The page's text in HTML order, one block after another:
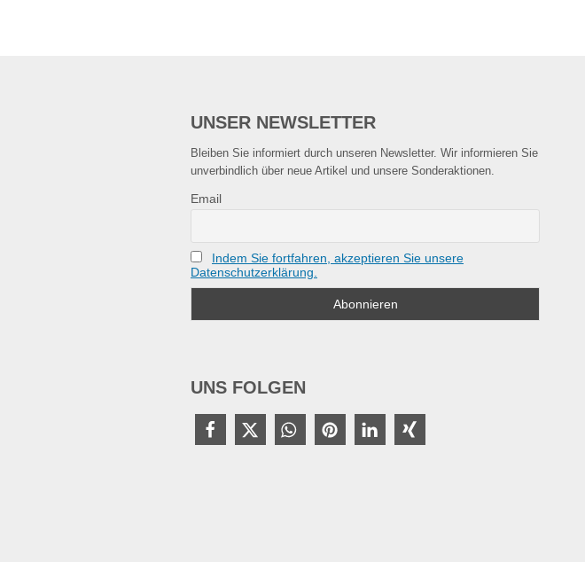
UNSER NEWSLETTER
Bleiben Sie informiert durch unseren Newsletter. Wir informieren Sie
unverbindlich über neue Artikel und unsere Sonderaktionen.
Email
Indem Sie fortfahren, akzeptieren Sie unsere
Datenschutzerklärung.
UNS FOLGEN